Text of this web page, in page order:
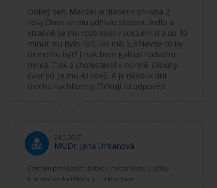
Dobrý den. Manžel je diabetik zhruba 2
roky.Dnes se mu udělalo slabost, mdlo a
strašně se mu roztrepali ruce.Lehl si a do 10
minut mu bylo líp.Cukr měl 5,3.Nevite co by
to mohlo být? Jinak bere galvus nadváhu
nemá. Tlak a cholesterol v normě. Dlouhý
cukr 50. Je mu 43 roků. A je několik dní
trochu nachlazený. Děkuji za odpověď
24.5.2017
MUDr. Jana Urbanová
Centrum pro výzkum diabetu, metabolismu a výživy
II. Interní klinika FNKV a 3. LF UK v Praze